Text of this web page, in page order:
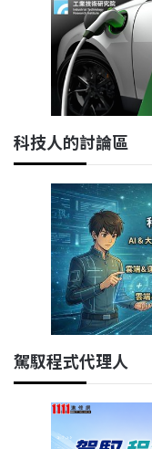
科技人的討論區
駕馭程式代理人